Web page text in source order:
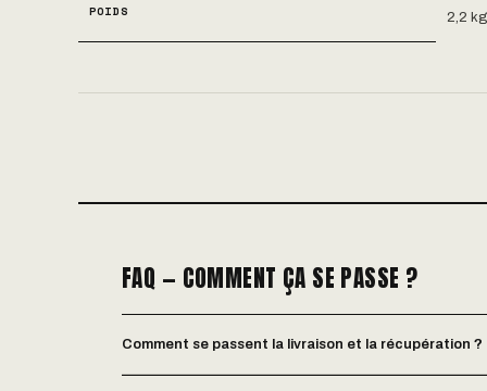
POIDS 2,2 kg
FAQ — COMMENT ÇA SE PASSE ?
Comment se passent la livraison et la récupération ?